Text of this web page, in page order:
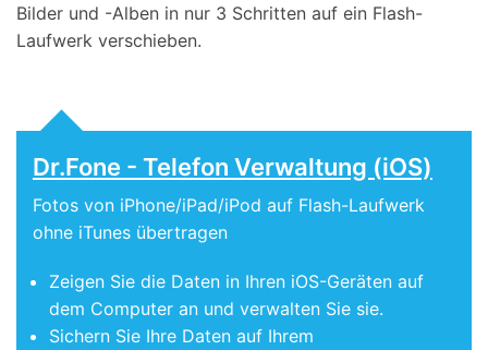
Bilder und -Alben in nur 3 Schritten auf ein Flash-
Laufwerk verschieben.
Dr.Fone - Telefon Verwaltung (iOS)
Fotos von iPhone/iPad/iPod auf Flash-Laufwerk
ohne iTunes übertragen
Zeigen Sie die Daten in Ihren iOS-Geräten auf
dem Computer an und verwalten Sie sie.
Sichern Sie Ihre Daten auf Ihrem